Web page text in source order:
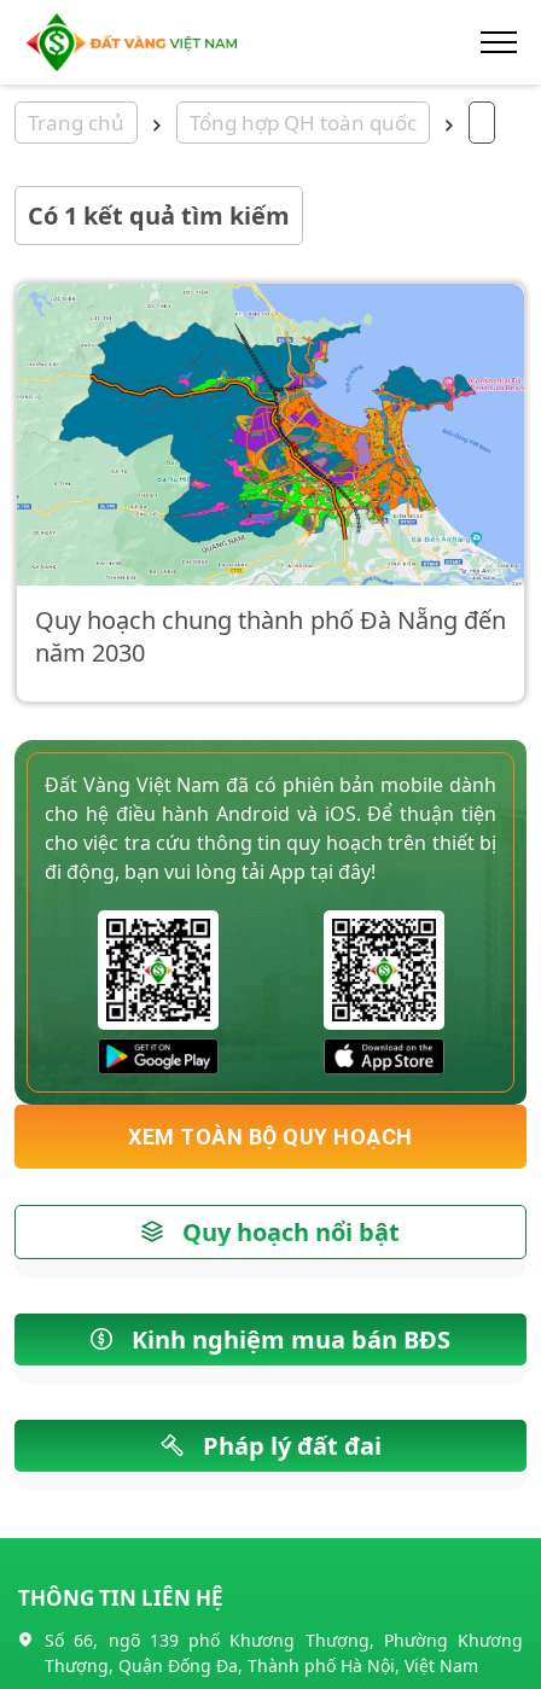
Trang chủ Tổng hợp QH toàn quốc
Có 1 kết quả tìm kiếm
Quy hoạch chung thành phố Đà Nẵng đến
năm 2030
Đất Vàng Việt Nam đã có phiên bản mobile dành
cho hệ điều hành Android và iOS. Để thuận tiện
cho việc tra cứu thông tin quy hoạch trên thiết bị
đi động, bạn vui lòng tải App tại đây!
XEM TOÀN BỘ QUY HOẠCH
Quy hoạch nổi bật
Kinh nghiệm mua bán BĐS
Pháp lý đất đai
THÔNG TIN LIÊN HỆ
Số 66, ngõ 139 phố Khương Thượng, Phường Khương
Thượng, Quận Đống Đa, Thành phố Hà Nội, Việt Nam